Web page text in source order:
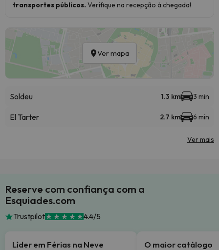
transportes públicos. Verifique na recepção à chegada!
Ver mapa
Soldeu 1.3 km 3 min
El Tarter 2.7 km 6 min
Ver mais
Reserve com confiança com a
Esquiades.com
Trustpilot 4.4/5
Líder em Férias na Neve O maior catálogo